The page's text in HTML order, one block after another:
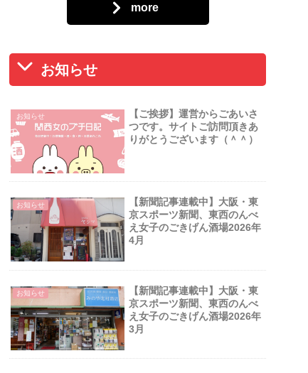
more
お知らせ
お知らせ
【ご挨拶】運営からごあいさ
つです。サイトご訪問頂きあ
りがとうございます（＾＾）
お知らせ
【新聞記事連載中】大阪・東
京スポーツ新聞、東西のんべ
え女子のごきげん酒場2026年
4月
お知らせ
【新聞記事連載中】大阪・東
京スポーツ新聞、東西のんべ
え女子のごきげん酒場2026年
3月